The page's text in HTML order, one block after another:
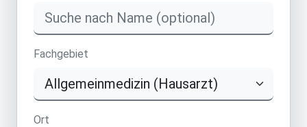
Fachgebiet
Ort